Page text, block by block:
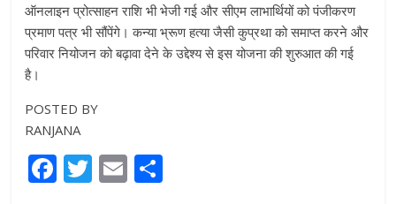
ऑनलाइन प्रोत्साहन राशि भी भेजी गई और सीएम लाभार्थियों को पंजीकरण
प्रमाण पत्र भी सौंपेंगे। कन्या भ्रूण हत्या जैसी कुप्रथा को समाप्त करने और
परिवार नियोजन को बढ़ावा देने के उद्देश्य से इस योजना की शुरुआत की गई
है।
POSTED BY
RANJANA
F T E